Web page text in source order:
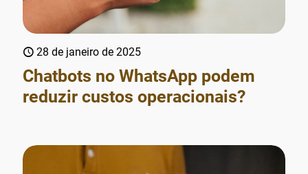
28 de janeiro de 2025
Chatbots no WhatsApp podem
reduzir custos operacionais?